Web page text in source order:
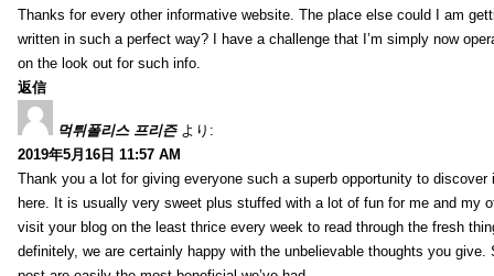
Thanks for every other informative website. The place else could I am
written in such a perfect way? I have a challenge that I’m simply now
on the look out for such info.
返信
먹튀폴리스 프리즌 より:
2019年5月16日 11:57 AM
Thank you a lot for giving everyone such a superb opportunity to discover
here. It is usually very sweet plus stuffed with a lot of fun for me and my
visit your blog on the least thrice every week to read through the fresh
definitely, we are certainly happy with the unbelievable thoughts you